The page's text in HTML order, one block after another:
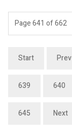
Page 641 of 662
Start Prev
639 640
645 Next